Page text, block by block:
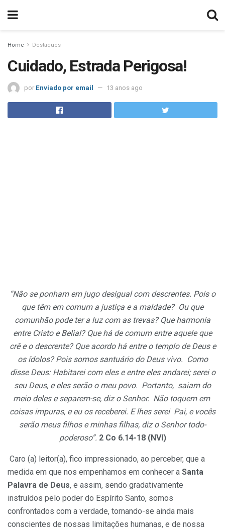
Home Destaques
Cuidado, Estrada Perigosa!
por Enviado por email 13 anos ago
“Não se ponham em jugo desigual com descrentes. Pois o
que têm em comum a justiça e a maldade? Ou que
comunhão pode ter a luz com as trevas? Que harmonia
entre Cristo e Belial? Que há de comum entre aquele que
crê e o descrente? Que acordo há entre o templo de Deus e
os ídolos? Pois somos santuário do Deus vivo. Como
disse Deus: Habitarei com eles e entre eles andarei; serei o
seu Deus, e eles serão o meu povo. Portanto, saiam do
meio deles e separem-se, diz o Senhor. Não toquem em
coisas impuras, e eu os receberei. E lhes serei Pai, e vocês
serão meus filhos e minhas filhas, diz o Senhor todo-
poderoso”. 2 Co 6.14-18 (NVI)
Caro (a) leitor(a), fico impressionado, ao perceber, que a
medida em que nos empenhamos em conhecer a Santa
Palavra de Deus, e assim, sendo gradativamente
instruídos pelo poder do Espírito Santo, somos
confrontados com a verdade, tornando-se ainda mais
conscientes de nossas limitações humanas, e de nossa